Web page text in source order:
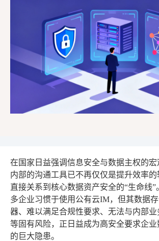
在国家日益强调信息安全与数据主权的
内部的沟通工具已不再仅仅是提升效率
直接关系到核心数据资产安全的“生命线
多企业习惯于使用公有云IM，但其数据
器、难以满足合规性要求、无法与内部
等固有风险，正日益成为高安全要求企业
的巨大隐患。